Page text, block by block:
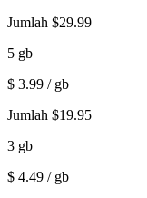
Jumlah $29.99
5 gb
$ 3.99 / gb
Jumlah $19.95
3 gb
$ 4.49 / gb